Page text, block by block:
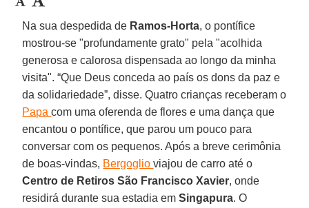
Na sua despedida de Ramos-Horta, o pontífice
mostrou-se "profundamente grato" pela "acolhida
generosa e calorosa dispensada ao longo da minha
visita". “Que Deus conceda ao país os dons da paz e
da solidariedade”, disse. Quatro crianças receberam o
Papacom uma oferenda de flores e uma dança que
encantou o pontífice, que parou um pouco para
conversar com os pequenos. Após a breve cerimônia
de boas-vindas, Bergoglioviajou de carro até o
Centro de Retiros São Francisco Xavier, onde
residirá durante sua estadia emSingapura. O